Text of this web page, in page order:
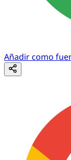
Añadir como